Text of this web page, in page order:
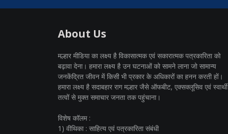
About Us
मल्हार मीडिया का लक्ष्य है विकासात्मक एवं सकारात्मक पत्रकारिता को
बढ़ावा देना। हमारा लक्ष्य है उन घटनाओं को सामने लाना जो सामान्य
जनकेंद्रित जीवन में किसी भी प्रकार के अधिकारों का हनन करती हों।
हमारा लक्ष्य है सदाबहार राग मल्हार जैसे ऑफबीट, एक्सक्लूसिव एवं स्वार्थी
तत्वों से मुक्त समाचार जनता तक पहुंचाना।
विशेष कॉलम :
1) वीथिका : साहित्य एवं पत्रकारिता संबंधी